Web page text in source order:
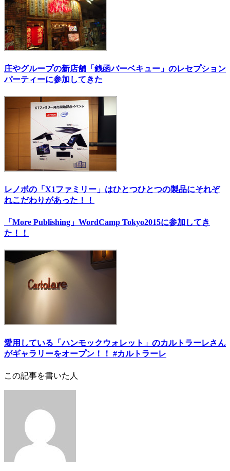
庄やグループの新店舗「銭函バーベキュー」のレセプション
パーティーに参加してきた
レノボの「X1ファミリー」はひとつひとつの製品にそれぞ
れこだわりがあった！！
「More Publishing」WordCamp Tokyo2015に参加してき
た！！
愛用している「ハンモックウォレット」のカルトラーレさん
がギャラリーをオープン！！ #カルトラーレ
この記事を書いた人